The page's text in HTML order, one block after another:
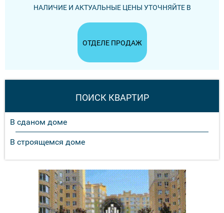
НАЛИЧИЕ И АКТУАЛЬНЫЕ ЦЕНЫ УТОЧНЯЙТЕ В
ОТДЕЛЕ ПРОДАЖ
ПОИСК КВАРТИР
В сданом доме
В строящемся доме